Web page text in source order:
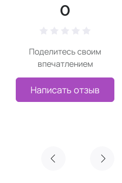
0
Поделитесь своим
впечатлением
Написать отзыв